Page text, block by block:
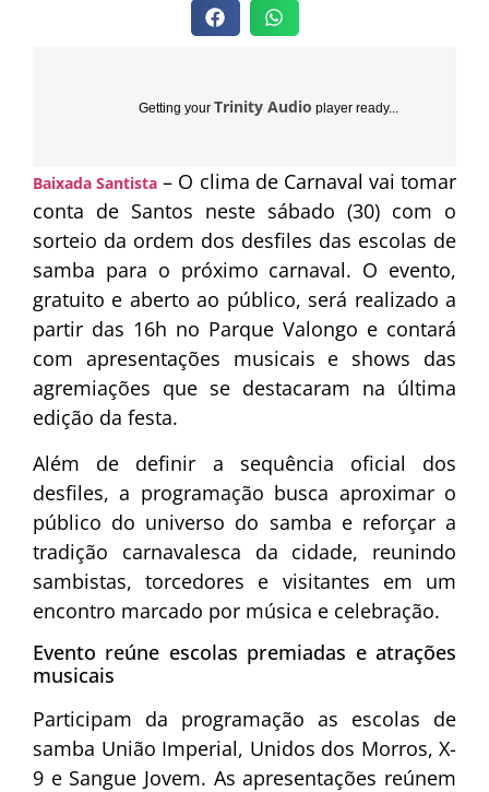
Getting your Trinity Audio player ready...
Baixada Santista – O clima de Carnaval vai tomar
conta de Santos neste sábado (30) com o
sorteio da ordem dos desfiles das escolas de
samba para o próximo carnaval. O evento,
gratuito e aberto ao público, será realizado a
partir das 16h no Parque Valongo e contará
com apresentações musicais e shows das
agremiações que se destacaram na última
edição da festa.
Além de definir a sequência oficial dos
desfiles, a programação busca aproximar o
público do universo do samba e reforçar a
tradição carnavalesca da cidade, reunindo
sambistas, torcedores e visitantes em um
encontro marcado por música e celebração.
Evento reúne escolas premiadas e atrações
musicais
Participam da programação as escolas de
samba União Imperial, Unidos dos Morros, X-
9 e Sangue Jovem. As apresentações reúnem